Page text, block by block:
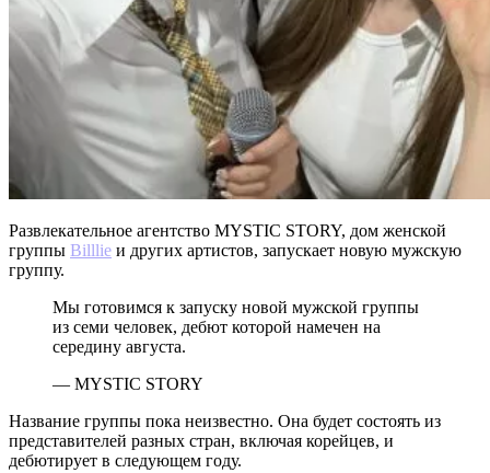
Развлекательное агентство MYSTIC STORY, дом женской
группы Billlie и других артистов, запускает новую мужскую
группу.
Мы готовимся к запуску новой мужской группы
из семи человек, дебют которой намечен на
середину августа.
— MYSTIC STORY
Название группы пока неизвестно. Она будет состоять из
представителей разных стран, включая корейцев, и
дебютирует в следующем году.